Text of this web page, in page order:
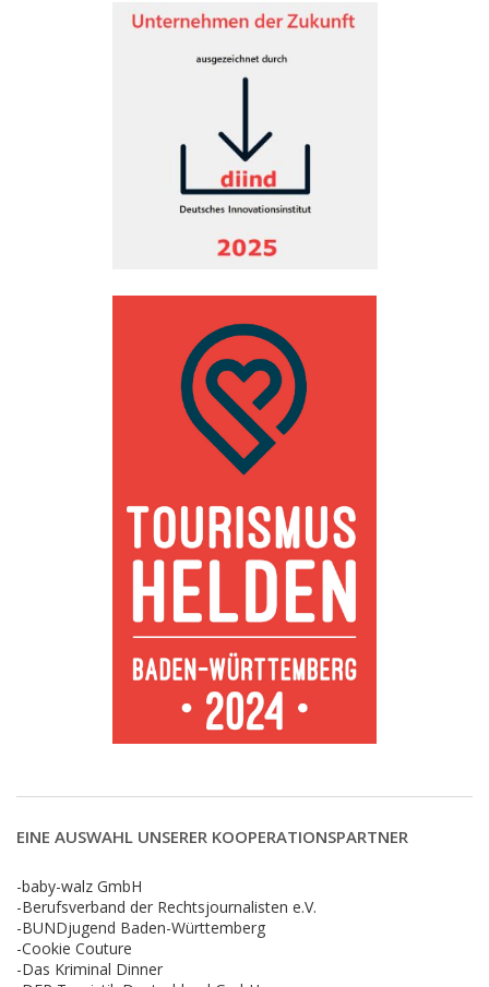
EINE AUSWAHL UNSERER KOOPERATIONSPARTNER
-baby-walz GmbH
-Berufsverband der Rechtsjournalisten e.V.
-BUNDjugend Baden-Württemberg
-Cookie Couture
-Das Kriminal Dinner